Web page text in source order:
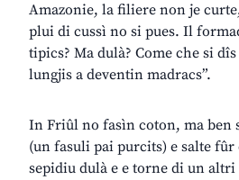
Amazonie, la filiere non je
plui di cussì no si pues. Il
tipics? Ma dulà? Come che si
lungjis a deventin madracs”.
In Friûl no fasìn coton, ma ben
(un fasuli pai purcits) e salte
sepidiu dulà e e torne di un